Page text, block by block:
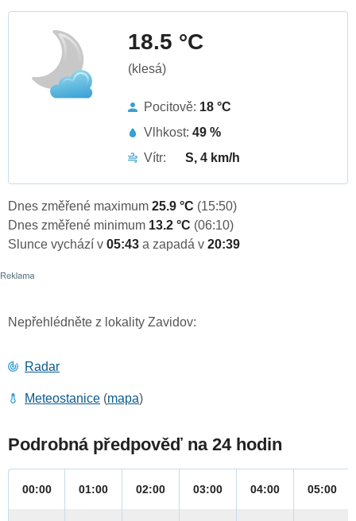
18.5 °C
(klesá)
Pocitově: 18 °C
Vlhkost: 49 %
Vítr:
S, 4 km/h
Dnes změřené maximum 25.9 °C (15:50)
Dnes změřené minimum 13.2 °C (06:10)
Slunce vychází v 05:43 a zapadá v 20:39
Nepřehlédněte z lokality Zavidov:
Radar
Meteostanice (mapa)
Podrobná předpověď na 24 hodin
00:00 01:00 02:00 03:00 04:00 05:00